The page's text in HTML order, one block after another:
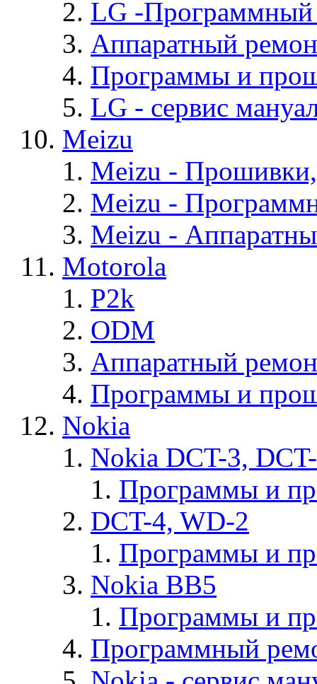
LG -Программный
Аппаратный
Программы и
LG - cервис
Meizu
Meizu -
Meizu -
Meizu -
Motorola
P2k
ODM
Аппаратный
Программы и
Nokia
Nokia DCT-3,
Программы и
DCT-4, WD-2
Программы и
Nokia BB5
Программы и
Программный